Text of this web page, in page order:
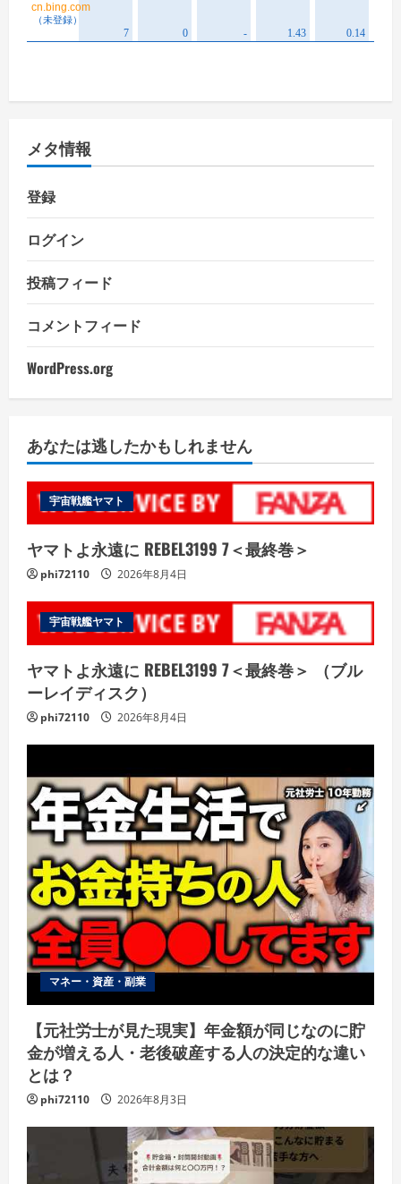
メタ情報
登録
ログイン
投稿フィード
コメントフィード
WordPress.org
あなたは逃したかもしれません
宇宙戦艦ヤマト
ヤマトよ永遠に REBEL3199 7＜最終巻＞
phi72110 2026年8月4日
宇宙戦艦ヤマト
ヤマトよ永遠に REBEL3199 7＜最終巻＞ （ブル
ーレイディスク）
phi72110 2026年8月4日
マネー・資産・副業
【元社労士が見た現実】年金額が同じなのに貯
金が増える人・老後破産する人の決定的な違い
とは？
phi72110 2026年8月3日